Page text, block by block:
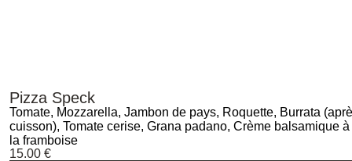
Pizza Speck
Tomate, Mozzarella, Jambon de pays, Roquette, Burrata
cuisson), Tomate cerise, Grana padano, Crème balsamique à
la framboise
15.00 €